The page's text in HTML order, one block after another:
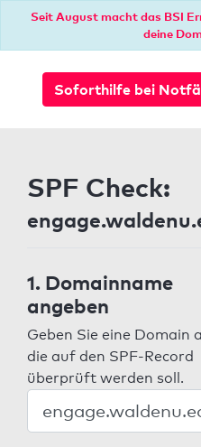
Seit August macht das BSI
deine
Soforthilfe bei
SPF Check:
1. Domainname
angeben
Geben Sie eine Domain
die auf den SPF-Record
überprüft werden soll.